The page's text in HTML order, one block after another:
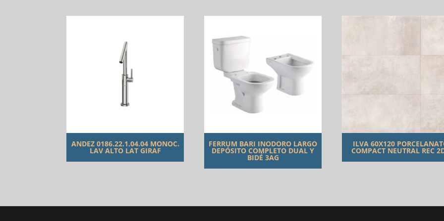
ANDEZ 0186.22.1.04.04 MONOC.
LAV ALTO LAT GIRAF
FERRUM BARI INODORO LARGO
DEPÓSITO COMPLETO DUAL Y
BIDÉ 3AG
ILVA 60X120
COMPACT NEUTRAL REC